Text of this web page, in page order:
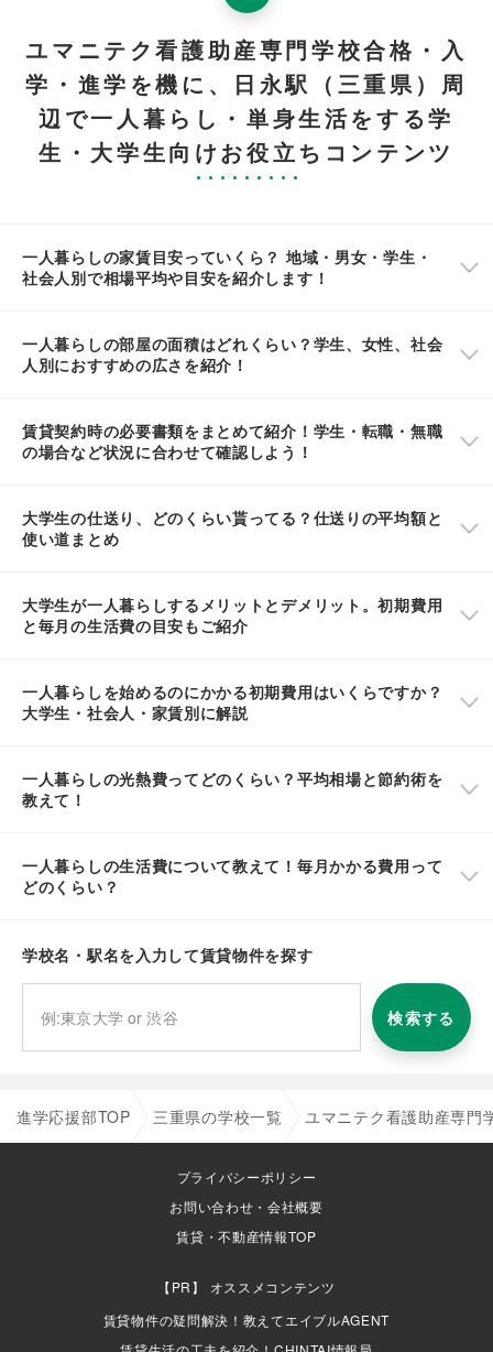
ユマニテク看護助産専門学校合格・入
学・進学を機に、日永駅（三重県）周
辺で一人暮らし・単身生活をする学
生・大学生向けお役立ちコンテンツ
一人暮らしの家賃目安っていくら？ 地域・男女・学生・
社会人別で相場平均や目安を紹介します！
一人暮らしの部屋の面積はどれくらい？学生、女性、社会
人別におすすめの広さを紹介！
賃貸契約時の必要書類をまとめて紹介！学生・転職・無職
の場合など状況に合わせて確認しよう！
大学生の仕送り、どのくらい貰ってる？仕送りの平均額と
使い道まとめ
大学生が一人暮らしするメリットとデメリット。初期費用
と毎月の生活費の目安もご紹介
一人暮らしを始めるのにかかる初期費用はいくらですか？
大学生・社会人・家賃別に解説
一人暮らしの光熱費ってどのくらい？平均相場と節約術を
教えて！
一人暮らしの生活費について教えて！毎月かかる費用って
どのくらい？
学校名・駅名を入力して賃貸物件を探す
検索する
進学応援部TOP 三重県の学校一覧 ユマニテク看護助産専門
プライバシーポリシー
お問い合わせ・会社概要
賃貸・不動産情報TOP
オススメコンテンツ
賃貸物件の疑問解決！教えてエイブルAGENT